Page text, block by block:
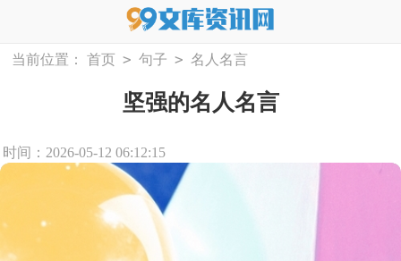
当前位置： 首页 > 句子 > 名人名言
坚强的名人名言
时间：2026-05-12 06:12:15